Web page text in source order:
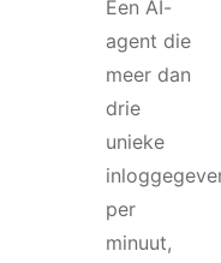
Een AI-
agent die
meer dan
drie
unieke
per
minuut,